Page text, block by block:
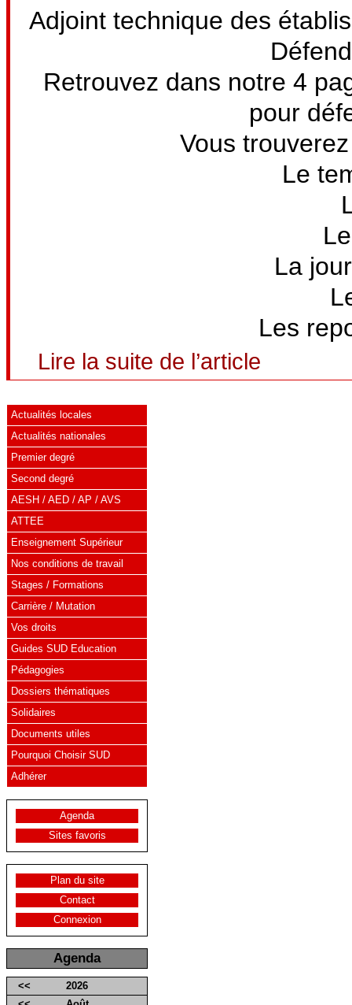
Adjoint technique des
Retrouvez dans notre 4
pour
Vous
Le
La
Les
Lire la suite de l’article
Actualités locales
Actualités nationales
Premier degré
Second degré
AESH / AED / AP / AVS
ATTEE
Enseignement Supérieur
Nos conditions de travail
Stages / Formations
Carrière / Mutation
Vos droits
Guides SUD Education
Pédagogies
Dossiers thématiques
Solidaires
Documents utiles
Pourquoi Choisir SUD
Adhérer
Agenda
Sites favoris
Plan du site
Contact
Connexion
Agenda
<<
2026